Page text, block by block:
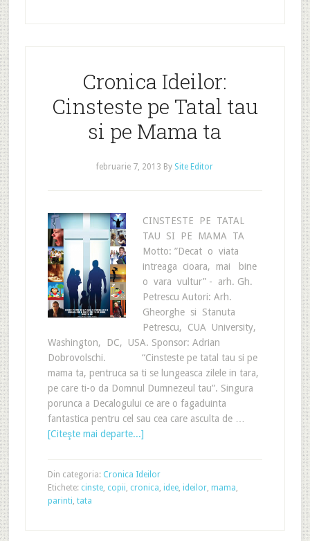
Cronica Ideilor:
Cinsteste pe Tatal tau
si pe Mama ta
februarie 7, 2013 By Site Editor
CINSTESTE PE TATAL
TAU SI PE MAMA TA
Motto: ”Decat o viata
intreaga cioara, mai bine
o vara vultur” - arh. Gh.
Petrescu Autori: Arh.
Gheorghe si Stanuta
Petrescu, CUA University,
Washington, DC, USA. Sponsor: Adrian
Dobrovolschi. “Cinsteste pe tatal tau si pe
mama ta, pentruca sa ti se lungeasca zilele in tara,
pe care ti-o da Domnul Dumnezeul tau”. Singura
porunca a Decalogului ce are o fagaduinta
fantastica pentru cel sau cea care asculta de …
[Citeşte mai departe...]
Din categoria: Cronica Ideilor
Etichete: cinste, copii, cronica, idee, ideilor, mama,
parinti, tata